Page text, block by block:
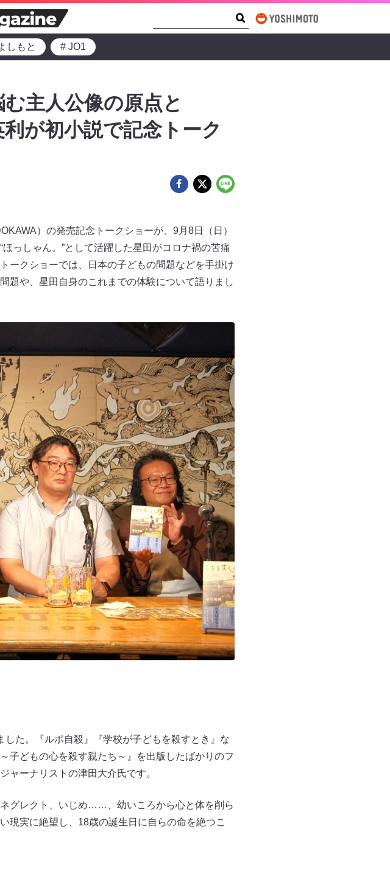
しもと # JO1
主人公像の原点と
が初小説で記念トーク
）の発売記念トークショーが、9月8日（日）
っしゃん。”として活躍した星田がコロナ禍の苦痛
クショーでは、日本の子どもの問題などを手掛け
題や、星田自身のこれまでの体験について語りまし
た。『ルポ自殺』『学校が子どもを殺すとき』な
子どもの心を殺す親たち～』を出版したばかりのフ
ャーナリストの津田大介氏です。
グレクト、いじめ……、幼いころから心と体を削ら
現実に絶望し、18歳の誕生日に自らの命を絶つこ